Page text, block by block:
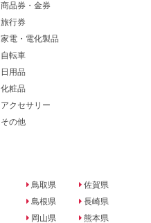
商品券・金券
旅行券
家電・電化製品
自転車
日用品
化粧品
アクセサリー
その他
鳥取県
島根県
岡山県
佐賀県
長崎県
熊本県